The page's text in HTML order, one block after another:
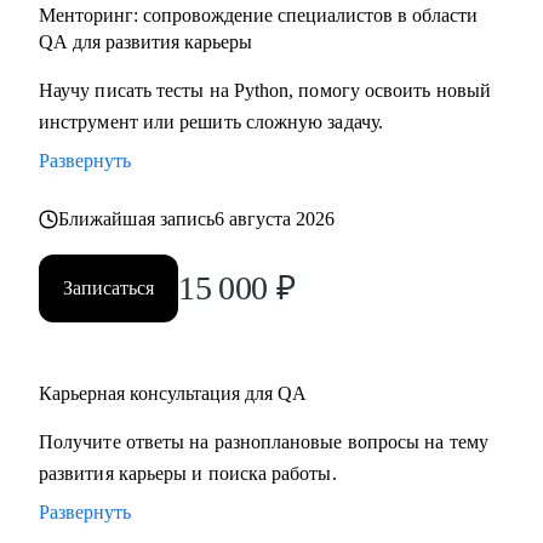
Менторинг: сопровождение специалистов в области
QA для развития карьеры
Научу писать тесты на Python, помогу освоить новый
инструмент или решить сложную задачу.
Развернуть
Ближайшая запись6 августа 2026
Записаться 15 000 ₽
Карьерная консультация для QA
Получите ответы на разноплановые вопросы на тему
развития карьеры и поиска работы.
Развернуть